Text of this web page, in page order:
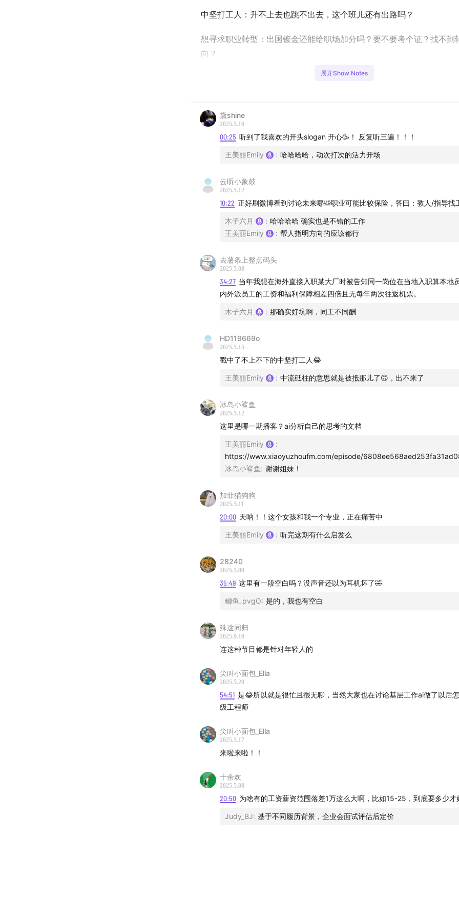
中坚打工人：升不上去也跳不出去，这个班儿还有出路吗？
想寻求职业转型：出国镀金还能给职场加分吗？要不要考个证？找不到
向？
本期姐姐说，我们再次邀请某A股上市的人力资源公司高级业务总监、职
如今就业市场整体情况如何？哪些领域用人量激增？夕阳行业的新机会
方？什么类型的工作要警惕被AI取代？
节目中，Judy为不同类型的职场人群拆解现状，同时结合她服务过的真
话不多说，快来点击收听！
上班之后出去读书回来没工作了？
岗位新变化：你有数字化素养吗？
高精尖科技领域小白们的机会在哪儿
名校开始降低文科生招生比例
很多“务虚”的职场需求在增加
AI让知识平权老师面对新挑战
实习比一切都重要
不上不下的中层出路在何方？
请学会复兴你的“音体美”
有兴趣爱好？那就请玩到极致
当代学习公式:专业+技术+AI工具
回归人的竞争力核心是要关注人
Judy姐姐的职场答疑在线预定
本期鸣谢
主播 美丽、六月
剪辑 美丽
音乐 Bleachers – Tiny Moves
Joseph Bones – Sometimes Love
「加入听友群」请搜索wx：galpal2021
展开Show Notes
黛shine
2025.5.10
00:25 听到了我喜欢的开头slogan 开心🥳！ 反复听三遍！！！
王美丽Emily : 哈哈哈哈，动次打次的活力开场
云听小象鼓
2025.5.12
10:22 正好刷微博看到讨论未来哪些职业可能比较保险，答曰：教人/指导找
木子六月 : 哈哈哈哈 确实也是不错的工作
王美丽Emily
: 帮人指明方向的应该都行
去薯条上整点码头
2025.5.08
34:27 当年我想在海外直接入职某大厂时被告知同一岗位在当地入职算本地
内外派员工的工资和福利保障相差四倍且无每年两次往返机票。
木子六月 : 那确实好坑啊，同工不同酬
HD119669o
2025.5.15
戳中了不上不下的中坚打工人😂
王美丽Emily : 中流砥柱的意思就是被抵那儿了🙃，出不来了
冰岛小鲨鱼
2025.5.12
这里是哪一期播客？ai分析自己的思考的文档
王美丽Emily
:
https://www.xiaoyuzhoufm.com/episode/
冰岛小鲨鱼 : 谢谢姐妹！
加菲猫狗狗
2025.5.11
20:00 天呐！！这个女孩和我一个专业，正在痛苦中
王美丽Emily : 听完这期有什么启发么
28240
2025.5.09
35:49 这里有一段空白吗？没声音还以为耳机坏了🤣
鲫鱼_pvgO: 是的，我也有空白
殊途同归
2025.9.10
连这种节目都是针对年轻人的
尖叫小面包_Ella
2025.5.20
54:51 是😂所以就是很忙且很无聊，当然大家也在讨论基层工作ai做了以后
级工程师
尖叫小面包_Ella
2025.5.17
来啦来啦！！
十余欢
2025.5.08
20:50 为啥有的工资薪资范围落差1万这么大啊，比如15-25，到底要多少才
Judy_BJ: 基于不同履历背景，企业会面试评估后定价